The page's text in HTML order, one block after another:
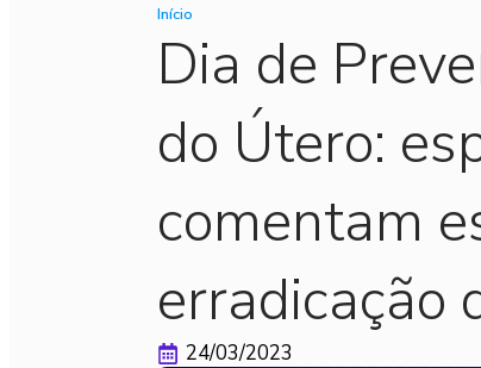
Início
Dia de
do Útero:
comentam
erradicação
24/03/2023